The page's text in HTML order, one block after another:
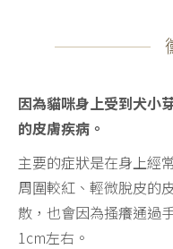
因為貓咪身上受到犬小
的皮膚疾病。
主要的症狀是在身上經
周圍較紅、輕微脫皮的
散，也會因為搔癢通過
1cm左右。